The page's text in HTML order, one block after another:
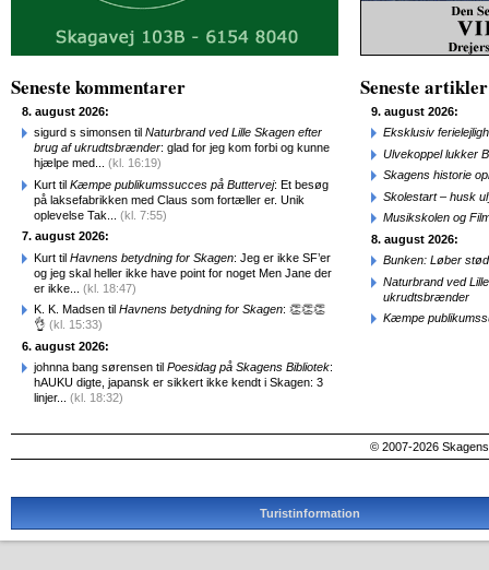
Seneste kommentarer
8. august 2026:
sigurd s simonsen til Naturbrand ved Lille Skagen efter
brug af ukrudtsbrænder: glad for jeg kom forbi og kunne
hjælpe med... (kl. 16:19)
Kurt til Kæmpe publikumssucces på Buttervej: Et besøg
på laksefabrikken med Claus som fortæller er. Unik
oplevelse Tak... (kl. 7:55)
7. august 2026:
Kurt til Havnens betydning for Skagen: Jeg er ikke SF’er
og jeg skal heller ikke have point for noget Men Jane der
er ikke... (kl. 18:47)
K. K. Madsen til Havnens betydning for Skagen: 👏👏👏
👌 (kl. 15:33)
6. august 2026:
johnna bang sørensen til Poesidag på Skagens Bibliotek:
hAUKU digte, japansk er sikkert ikke kendt i Skagen: 3
linjer... (kl. 18:32)
Seneste artikler
9. august 2026:
Eksklusiv
Ulvekoppel lukker
Skagens historie
Skolestart – husk
Musikskolen og
8. august 2026:
Bunken: Løber
Naturbrand ved
ukrudtsbrænder
Kæmpe
© 2007-2026
Turistinformation